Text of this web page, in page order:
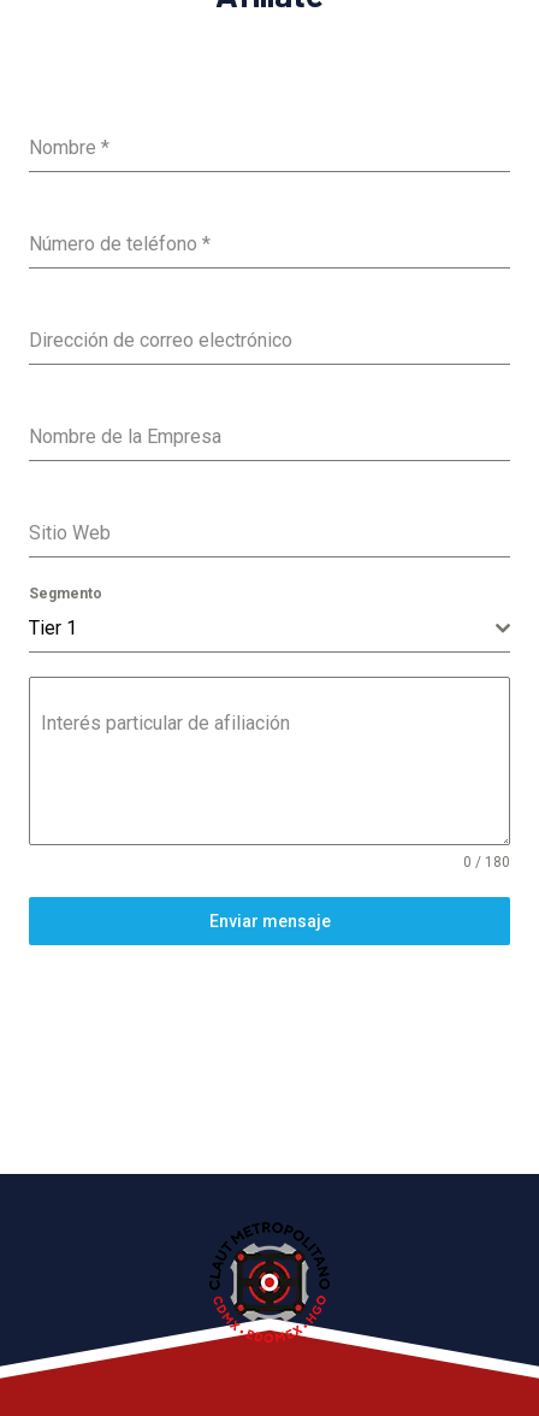
Nombre *
Número de teléfono *
Dirección de correo electrónico
Nombre de la Empresa
Sitio Web
Segmento
Tier 1
Interés particular de afiliación
0 / 180
Enviar mensaje